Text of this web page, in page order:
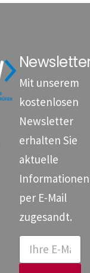
Mit unserem
kostenlosen
Newsletter
erhalten Sie
aktuelle
Informationen
per E-Mail
zugesandt.